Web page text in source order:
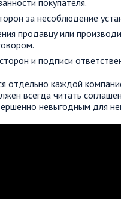
покупателя.
за несоблюдение
продавцу или
и подписи
отдельно каждой
всегда читать
невыгодным для